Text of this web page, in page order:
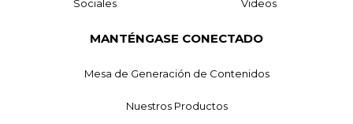
Sociales Videos
MANTÉNGASE CONECTADO
Mesa de Generación de Contenidos
Nuestros Productos